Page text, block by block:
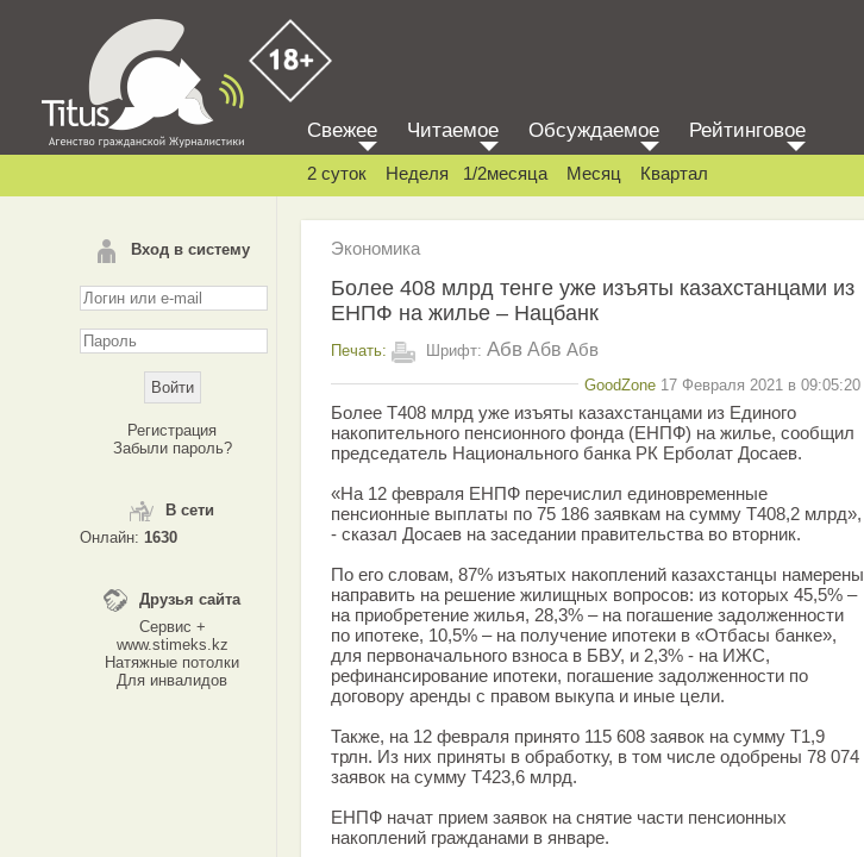
Вход в систему
Регистрация
Забыли пароль?
В сети
Онлайн: 1630
Друзья сайта
Сервис +
www.stimeks.kz
Натяжные потолки
Для инвалидов
Свежее Читаемое Обсуждаемое Рейтинговое
2 суток Неделя 1/2месяца Месяц Квартал
Экономика
Более 408 млрд тенге уже изъяты казахстанцами из
ЕНПФ на жилье – Нацбанк
Печать: Шрифт: Абв Абв Абв
GoodZone 17 Февраля 2021 в 09:05:20
Более Т408 млрд уже изъяты казахстанцами из Единого
накопительного пенсионного фонда (ЕНПФ) на жилье, сообщил
председатель Национального банка РК Ерболат Досаев.
«На 12 февраля ЕНПФ перечислил единовременные
пенсионные выплаты по 75 186 заявкам на сумму Т408,2 млрд»,
- сказал Досаев на заседании правительства во вторник.
По его словам, 87% изъятых накоплений казахстанцы намерены
направить на решение жилищных вопросов: из которых 45,5% –
на приобретение жилья, 28,3% – на погашение задолженности
по ипотеке, 10,5% – на получение ипотеки в «Отбасы банке»,
для первоначального взноса в БВУ, и 2,3% - на ИЖС,
рефинансирование ипотеки, погашение задолженности по
договору аренды с правом выкупа и иные цели.
Также, на 12 февраля принято 115 608 заявок на сумму Т1,9
трлн. Из них приняты в обработку, в том числе одобрены 78 074
заявок на сумму Т423,6 млрд.
ЕНПФ начат прием заявок на снятие части пенсионных
накоплений гражданами в январе.